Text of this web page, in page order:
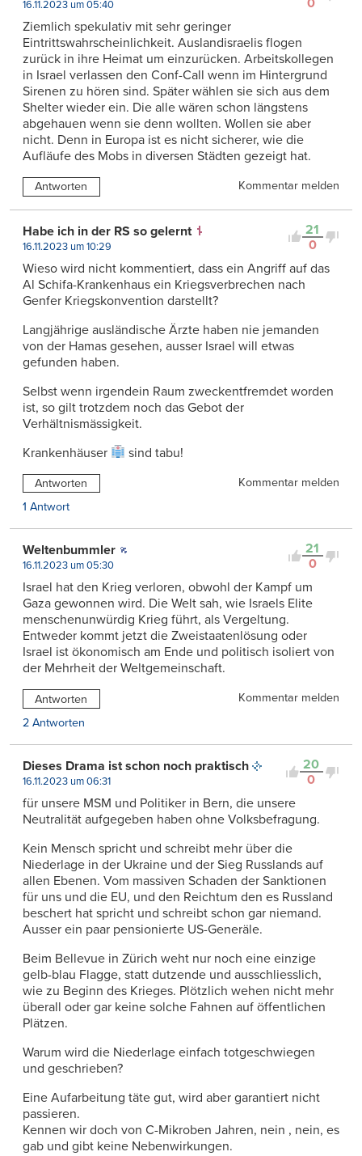
16.11.2023 um 05:40
Ziemlich spekulativ mit sehr geringer
Eintrittswahrscheinlichkeit. Auslandisraelis flogen
zurück in ihre Heimat um einzurücken. Arbeitskollegen
in Israel verlassen den Conf-Call wenn im Hintergrund
Sirenen zu hören sind. Später wählen sie sich aus dem
Shelter wieder ein. Die alle wären schon längstens
abgehauen wenn sie denn wollten. Wollen sie aber
nicht. Denn in Europa ist es nicht sicherer, wie die
Aufläufe des Mobs in diversen Städten gezeigt hat.
Antworten Kommentar melden
21
0
Habe ich in der RS so gelernt
16.11.2023 um 10:29
Wieso wird nicht kommentiert, dass ein Angriff auf das
Al Schifa-Krankenhaus ein Kriegsverbrechen nach
Genfer Kriegskonvention darstellt?
Langjährige ausländische Ärzte haben nie jemanden
von der Hamas gesehen, ausser Israel will etwas
gefunden haben.
Selbst wenn irgendein Raum zweckentfremdet worden
ist, so gilt trotzdem noch das Gebot der
Verhältnismässigkeit.
Krankenhäuser
sind tabu!
Antworten
Kommentar melden
1 Antwort
21
0
Weltenbummler
16.11.2023 um 05:30
Israel hat den Krieg verloren, obwohl der Kampf um
Gaza gewonnen wird. Die Welt sah, wie Israels Elite
menschenunwürdig Krieg führt, als Vergeltung.
Entweder kommt jetzt die Zweistaatenlösung oder
Israel ist ökonomisch am Ende und politisch isoliert von
der Mehrheit der Weltgemeinschaft.
Antworten
Kommentar melden
2 Antworten
20
0
Dieses Drama ist schon noch praktisch
16.11.2023 um 06:31
für unsere MSM und Politiker in Bern, die unsere
Neutralität aufgegeben haben ohne Volksbefragung.
Kein Mensch spricht und schreibt mehr über die
Niederlage in der Ukraine und der Sieg Russlands auf
allen Ebenen. Vom massiven Schaden der Sanktionen
für uns und die EU, und den Reichtum den es Russland
beschert hat spricht und schreibt schon gar niemand.
Ausser ein paar pensionierte US-Generäle.
Beim Bellevue in Zürich weht nur noch eine einzige
gelb-blau Flagge, statt dutzende und ausschliesslich,
wie zu Beginn des Krieges. Plötzlich wehen nicht mehr
überall oder gar keine solche Fahnen auf öffentlichen
Plätzen.
Warum wird die Niederlage einfach totgeschwiegen
und geschrieben?
Eine Aufarbeitung täte gut, wird aber garantiert nicht
passieren.
Kennen wir doch von C-Mikroben Jahren, nein , nein, es
gab und gibt keine Nebenwirkungen.